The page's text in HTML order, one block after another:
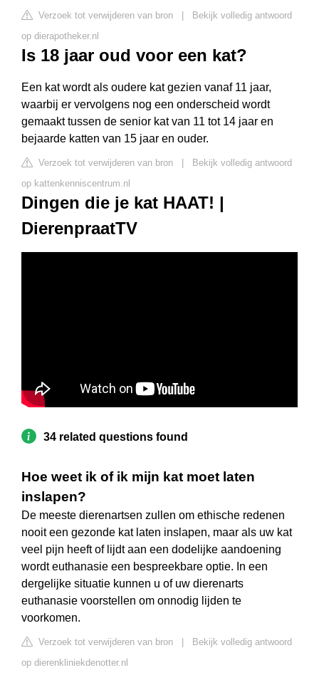
Verzoek tot verwijderen van bron
Bekijk volledig antwoord
op dierapotheker.nl
Is 18 jaar oud voor een kat?
Een kat wordt als oudere kat gezien vanaf 11 jaar,
waarbij er vervolgens nog een onderscheid wordt
gemaakt tussen de senior kat van 11 tot 14 jaar en
bejaarde katten van 15 jaar en ouder.
Verzoek tot verwijderen van bron
Bekijk volledig antwoord
op kattenkenniscentrum.nl
Dingen die je kat HAAT! |
DierenpraatTV
34 related questions found
Hoe weet ik of ik mijn kat moet laten
inslapen?
De meeste dierenartsen zullen om ethische redenen
nooit een gezonde kat laten inslapen, maar als uw kat
veel pijn heeft of lijdt aan een dodelijke aandoening
wordt euthanasie een bespreekbare optie. In een
dergelijke situatie kunnen u of uw dierenarts
euthanasie voorstellen om onnodig lijden te
voorkomen.
Verzoek tot verwijderen van bron
Bekijk volledig antwoord
op dierenkliniekdenotter.nl